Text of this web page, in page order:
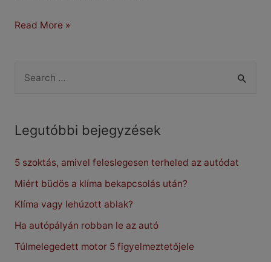
Tippek
Read More »
r
h
f
o
r
Legutóbbi bejegyzések
5 szoktás, amivel feleslegesen terheled az autódat
Miért büdös a klíma bekapcsolás után?
Klíma vagy lehúzott ablak?
Ha autópályán robban le az autó
Túlmelegedett motor 5 figyelmeztetőjele